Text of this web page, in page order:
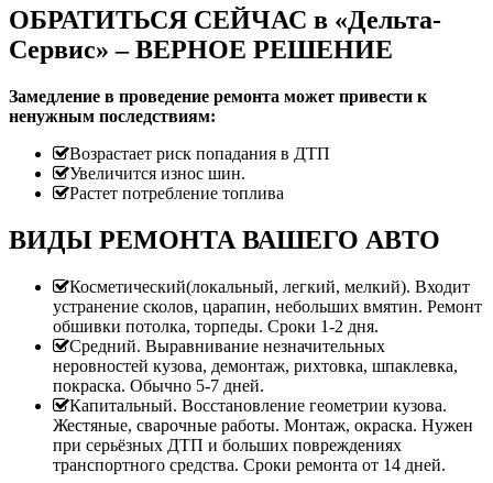
ОБРАТИТЬСЯ СЕЙЧАС в «Дельта-
Сервис» – ВЕРНОЕ РЕШЕНИЕ
Замедление в проведение ремонта может привести к
ненужным последствиям:
Возрастает риск попадания в ДТП
Увеличится износ шин.
Растет потребление топлива
ВИДЫ РЕМОНТА ВАШЕГО АВТО
Косметический(локальный, легкий, мелкий). Входит
устранение сколов, царапин, небольших вмятин. Ремонт
обшивки потолка, торпеды. Сроки 1-2 дня.
Средний. Выравнивание незначительных
неровностей кузова, демонтаж, рихтовка, шпаклевка,
покраска. Обычно 5-7 дней.
Капитальный. Восстановление геометрии кузова.
Жестяные, сварочные работы. Монтаж, окраска. Нужен
при серьёзных ДТП и больших повреждениях
транспортного средства. Сроки ремонта от 14 дней.